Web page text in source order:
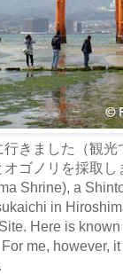
きました（観
ゴノリを採取し
Shrine), a
in
Here is
me, however,
.